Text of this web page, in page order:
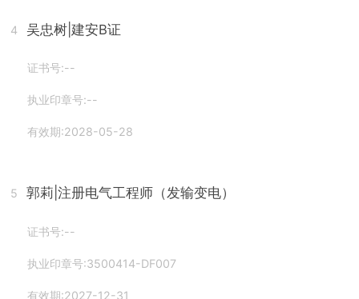
4 吴忠树 |建安B证
证书号:--
执业印章号:--
有效期:2028-05-28
5 郭莉 |注册电气工程师（发输变电）
证书号:--
执业印章号:3500414-DF007
有效期:2027-12-31